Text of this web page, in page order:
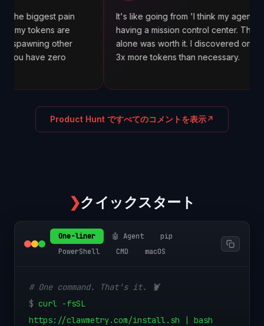
pain
are
other
It's like going from 'I think my agents are working'
having a mission control center. The cost tracking
alone was worth it. I discovered one agent was
3x more tokens than necessary.
Product Hunt ですべてのコメントを表示↗
❯クイックスタート
One-liner 🤖 Agent
pip
PowerShell
CMD macOS
# One command. That's it. 🦞
$ curl -fsSL
https://clawmetry.com/install.sh | bash